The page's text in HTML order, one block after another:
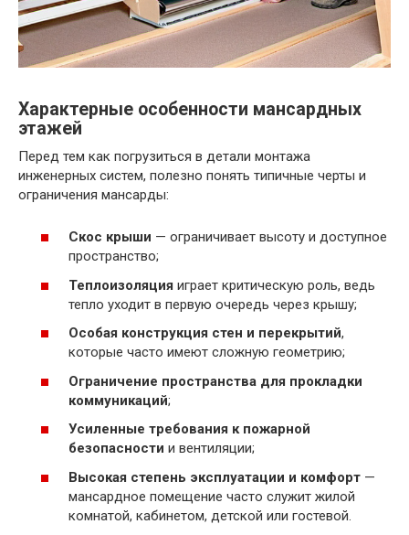
Характерные особенности мансардных
этажей
Перед тем как погрузиться в детали монтажа
инженерных систем, полезно понять типичные черты и
ограничения мансарды:
Скос крыши — ограничивает высоту и доступное
пространство;
Теплоизоляция играет критическую роль, ведь
тепло уходит в первую очередь через крышу;
Особая конструкция стен и перекрытий,
которые часто имеют сложную геометрию;
Ограничение пространства для прокладки
коммуникаций;
Усиленные требования к пожарной
безопасности и вентиляции;
Высокая степень эксплуатации и комфорт —
мансардное помещение часто служит жилой
комнатой, кабинетом, детской или гостевой.